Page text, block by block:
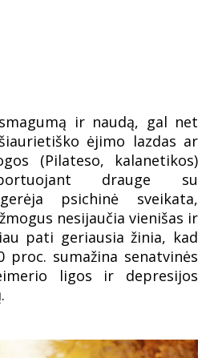
ir naudą, gal net
ėjimo lazdas ar
(Pilateso, kalanetikos)
drauge su
psichinė sveikata,
nesijaučia vienišas ir
pati geriausia žinia, kad
proc. sumažina senatvinės
ligos ir depresijos